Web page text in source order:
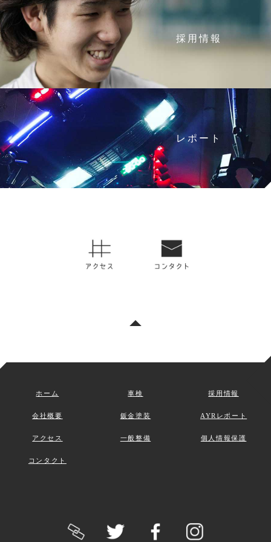
採用情報
レポート
ホーム
会社概要
アクセス
コンタクト
車検
鈑金塗装
一般整備
採用情報
AYRレポート
個人情報保護